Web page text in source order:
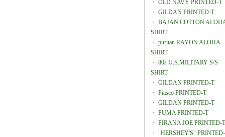
・ OLD NAVY PRINTED-T
・ GILDAN PRINTED-T
・ BAJAN COTTON
SHIRT
・ puritan RAYON ALOHA
SHIRT
・ 80s U.S.MILITARY S/S
SHIRT
・ GILDAN PRINTED-T
・ Fiasco PRINTED-T
・ GILDAN PRINTED-T
・ PUMA PRINTED-T
・ PIRANA JOE PRINTED-T
・ "HERSHEY'S"